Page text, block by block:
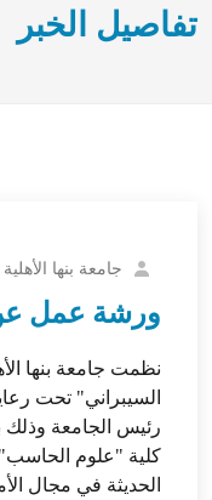
تفاصيل الخبر
جامعة بنها الأهلية
ورشة عمل
نظمت جامعة بنها
السيبراني" تحت
رئيس الجامعة
كلية "علوم الحاسب"
الحديثة في مجال